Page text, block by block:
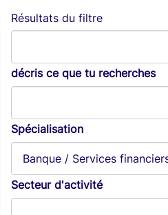
Résultats du filtre
décris ce que tu recherches
Spécialisation
Secteur d'activité